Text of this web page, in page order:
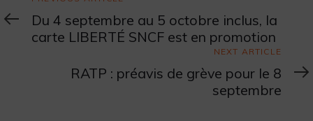
Article
Du 4 septembre au 5 octobre inclus, la
carte LIBERTÉ SNCF est en promotion
NEXT ARTICLE
RATP : préavis de grève pour le 8
septembre